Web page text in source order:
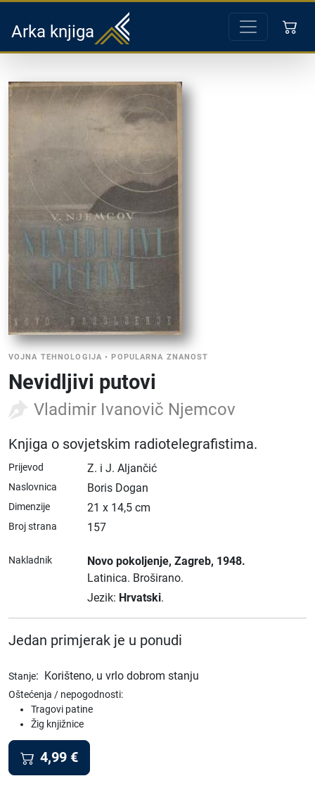
Arka knjiga
VOJNA TEHNOLOGIJA •POPULARNA ZNANOST
Nevidljivi putovi
Vladimir Ivanovič Njemcov
Knjiga o sovjetskim radiotelegrafistima.
Prijevod Z. i J. Aljančić
Naslovnica Boris Dogan
Dimenzije 21 x 14,5 cm
Broj strana 157
Nakladnik Novo pokoljenje, Zagreb, 1948.
Latinica. Broširano.
Jezik: Hrvatski.
Jedan primjerak je u ponudi
Stanje: Korišteno, u vrlo dobrom stanju
Oštećenja / nepogodnosti:
Tragovi patine
Žig knjižnice
4,99 €